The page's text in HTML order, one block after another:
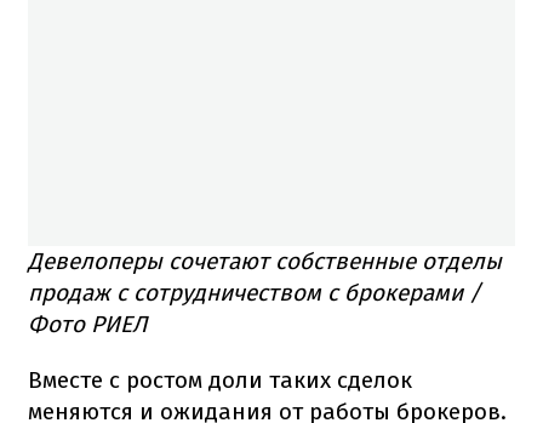
Девелоперы сочетают собственные отделы
продаж с сотрудничеством с брокерами /
Фото РИЕЛ
Вместе с ростом доли таких сделок
меняются и ожидания от работы брокеров.